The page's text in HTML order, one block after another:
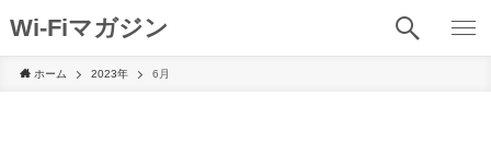
Wi-Fiマガジン
ホーム 2023年 6月